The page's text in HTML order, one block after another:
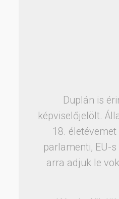
Duplán is
képviselőjelölt.
18.
parlamenti, EU-
arra adjuk le